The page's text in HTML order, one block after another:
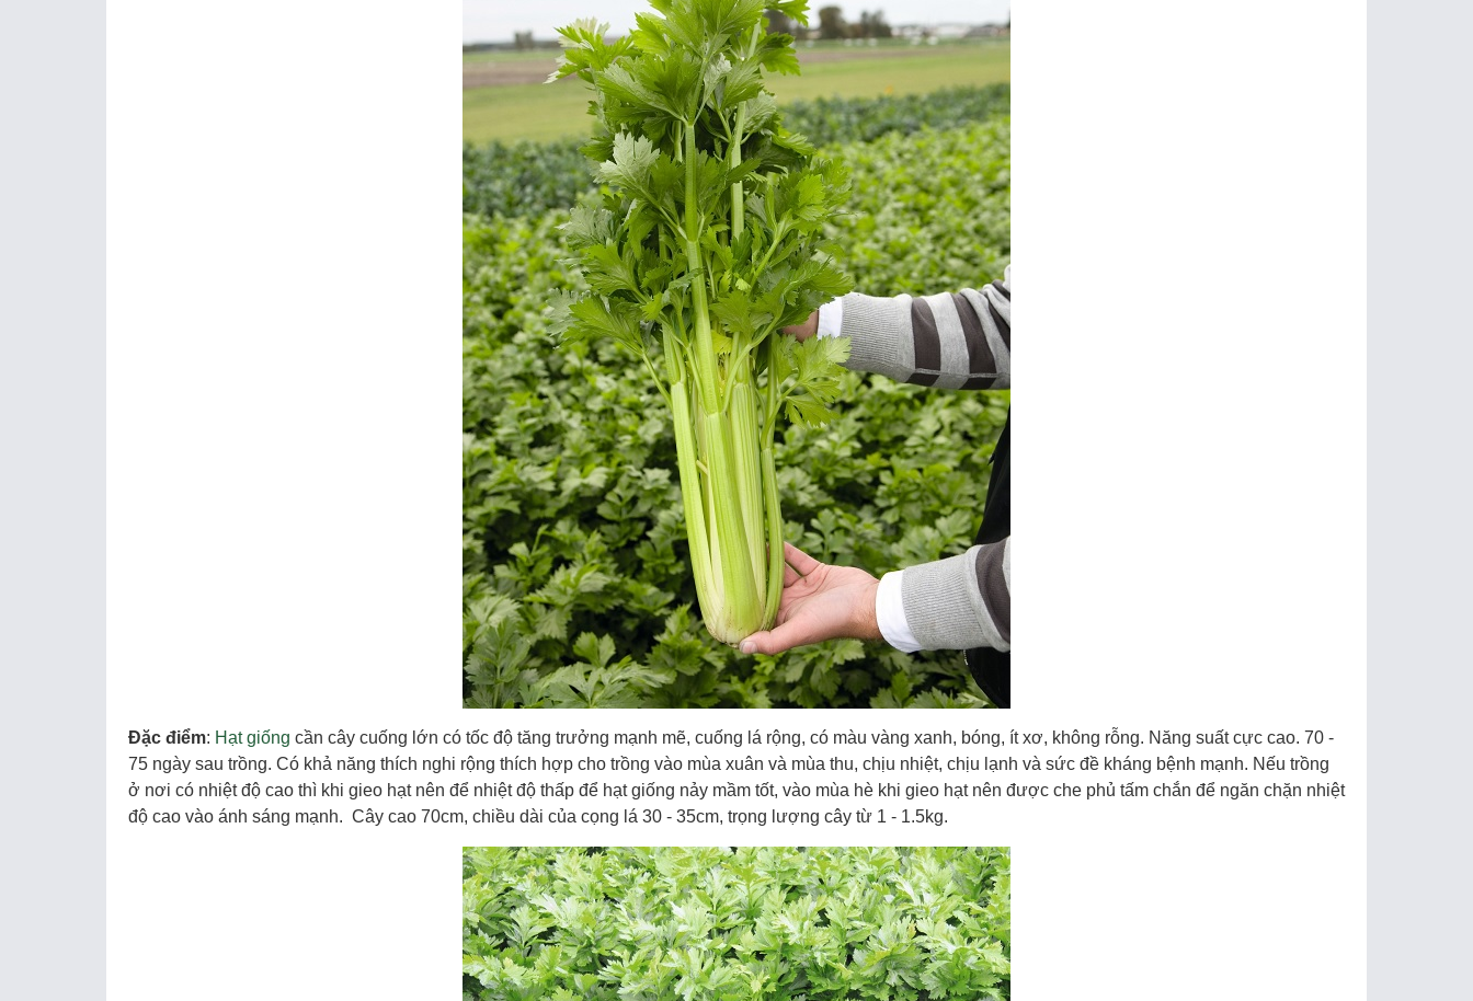
Đặc điểm: Hạt giống cần cây cuống lớn có tốc độ tăng trưởng mạnh mẽ, cuống lá rộng, có màu vàng xanh, bóng, ít xơ, không rỗng. Năng suất cực cao. 70 -
75 ngày sau trồng. Có khả năng thích nghi rộng thích hợp cho trồng vào mùa xuân và mùa thu, chịu nhiệt, chịu lạnh và sức đề kháng bệnh mạnh. Nếu trồng
ở nơi có nhiệt độ cao thì khi gieo hạt nên để nhiệt độ thấp để hạt giống nảy mầm tốt, vào mùa hè khi gieo hạt nên được che phủ tấm chắn để ngăn chặn nhiệt
độ cao vào ánh sáng mạnh. Cây cao 70cm, chiều dài của cọng lá 30 - 35cm, trọng lượng cây từ 1 - 1.5kg.